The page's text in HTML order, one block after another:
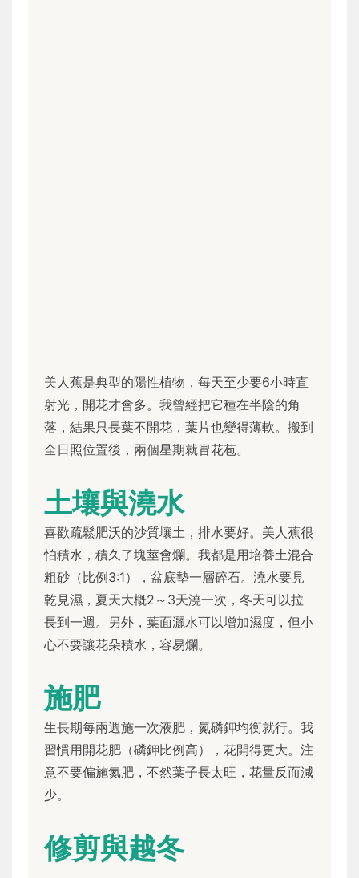
美人蕉是典型的陽性植物，每天至少要6小時直
射光，開花才會多。我曾經把它種在半陰的角
落，結果只長葉不開花，葉片也變得薄軟。搬到
全日照位置後，兩個星期就冒花苞。
土壤與澆水
喜歡疏鬆肥沃的沙質壤土，排水要好。美人蕉很
怕積水，積久了塊莖會爛。我都是用培養土混合
粗砂（比例3:1），盆底墊一層碎石。澆水要見
乾見濕，夏天大概2～3天澆一次，冬天可以拉
長到一週。另外，葉面灑水可以增加濕度，但小
心不要讓花朵積水，容易爛。
施肥
生長期每兩週施一次液肥，氮磷鉀均衡就行。我
習慣用開花肥（磷鉀比例高），花開得更大。注
意不要偏施氮肥，不然葉子長太旺，花量反而減
少。
修剪與越冬